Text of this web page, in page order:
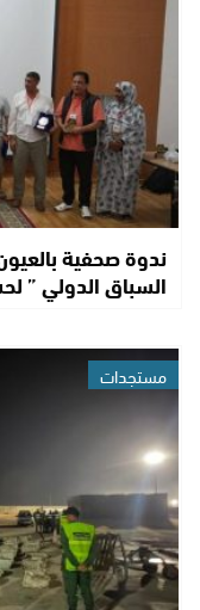
ندوة صحفية
السباق الدولي ”
مستجدات